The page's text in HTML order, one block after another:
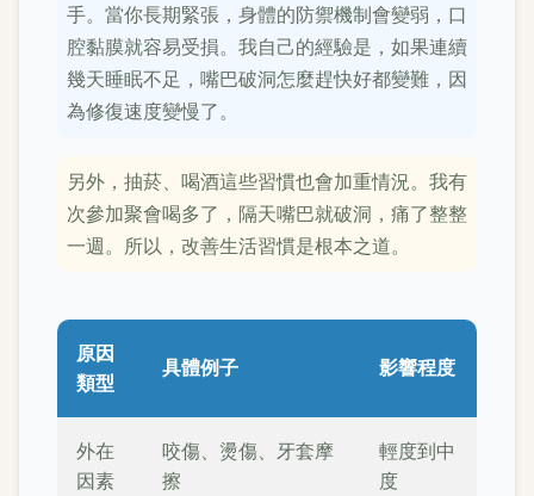
手。當你長期緊張，身體的防禦機制會變弱，口
腔黏膜就容易受損。我自己的經驗是，如果連續
幾天睡眠不足，嘴巴破洞怎麼趕快好都變難，因
為修復速度變慢了。
另外，抽菸、喝酒這些習慣也會加重情況。我有
次參加聚會喝多了，隔天嘴巴就破洞，痛了整整
一週。所以，改善生活習慣是根本之道。
原因
類型
具體例子 影響程度
外在
因素
咬傷、燙傷、牙套摩
擦
輕度到中
度